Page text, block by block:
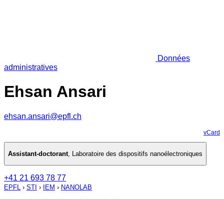
Données
administratives
Ehsan Ansari
ehsan.ansari@epfl.ch
vCard
Assistant-doctorant, Laboratoire des dispositifs nanoélectroniques
+41 21 693 78 77
EPFL › STI › IEM › NANOLAB